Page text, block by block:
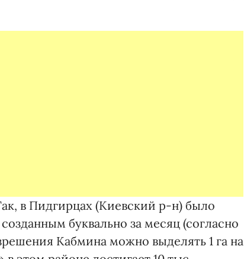
в Пидгирцах (Киевский р-н) было
буквально за месяц (согласно
Кабмина можно выделять 1 га на